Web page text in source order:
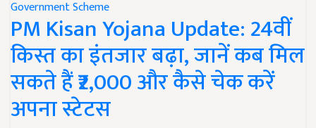
Government Scheme
PM Kisan Yojana Update: 24वीं
किस्त का इंतजार बढ़ा, जानें कब मिल
सकते हैं ₹2,000 और कैसे चेक करें
अपना स्टेटस